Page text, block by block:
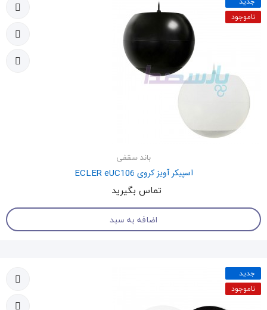
ناموجود
باند سقفی
اسپیکر آویز کروی ECLER eUC106
تماس بگیرید
اضافه به سبد
جدید
ناموجود